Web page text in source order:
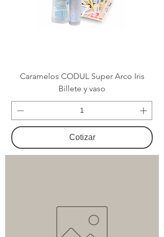
Caramelos CODUL Super Arco Iris
Billete y vaso
Cotizar